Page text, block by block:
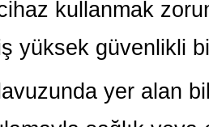
kullanmak
yüksek güvenlikli
yer alan